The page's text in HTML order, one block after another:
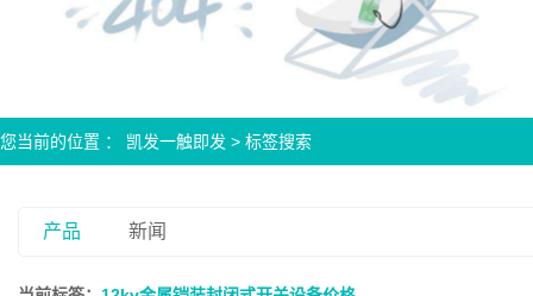
您当前的位置 ： 凯发一触即发 > 标签搜索
产品 新闻